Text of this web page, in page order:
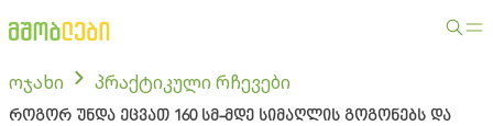
ოჯახი პრაქტიკული რჩევები
როგორ უნდა ეცვათ 160 სმ-მდე სიმაღლის გოგონებს და